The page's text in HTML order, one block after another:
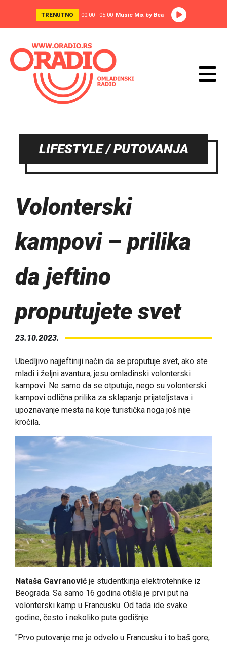
TRENUTNO 00:00 - 05:00 Music Mix by Bea
LIFESTYLE / PUTOVANJA
Volonterski
kampovi – prilika
da jeftino
proputujete svet
23.10.2023.
Ubedljivo najjeftiniji način da se proputuje svet, ako ste
mladi i željni avantura, jesu omladinski volonterski
kampovi. Ne samo da se otputuje, nego su volonterski
kampovi odlična prilika za sklapanje prijateljstava i
upoznavanje mesta na koje turistička noga još nije
kročila.
Nataša Gavranović je studentkinja elektrotehnike iz
Beograda. Sa samo 16 godina otišla je prvi put na
volonterski kamp u Francusku. Od tada ide svake
godine, često i nekoliko puta godišnje.
"Prvo putovanje me je odvelo u Francusku i to baš gore,